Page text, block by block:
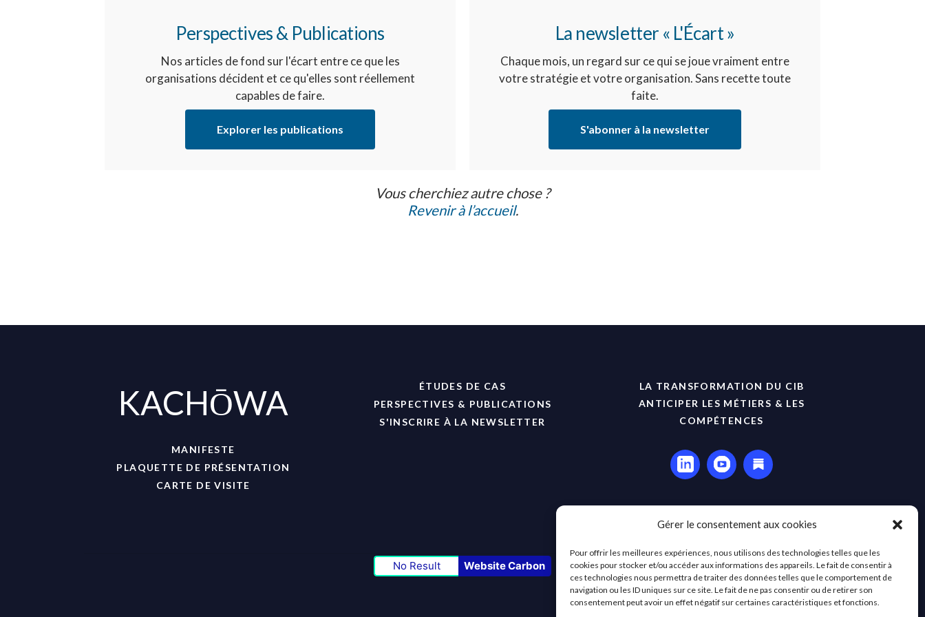
Gérer le consentement aux cookies
Pour offrir les meilleures expériences, nous utilisons des technologies telles que les
cookies pour stocker et/ou accéder aux informations des appareils. Le fait de consentir à
ces technologies nous permettra de traiter des données telles que le comportement de
navigation ou les ID uniques sur ce site. Le fait de ne pas consentir ou de retirer son
consentement peut avoir un effet négatif sur certaines caractéristiques et fonctions.
Perspectives & Publications
Nos articles de fond sur l'écart entre ce que les
organisations décident et ce qu'elles sont réellement
capables de faire.
Explorer les publications
La newsletter « L'Écart »
Chaque mois, un regard sur ce qui se joue vraiment entre
votre stratégie et votre organisation. Sans recette toute
faite.
S'abonner à la newsletter
Vous cherchiez autre chose ?
Revenir à l’accueil.
KACHŌWA
MANIFESTE
PLAQUETTE DE PRÉSENTATION
CARTE DE VISITE
ÉTUDES DE CAS
PERSPECTIVES & PUBLICATIONS
S'INSCRIRE À LA NEWSLETTER
LA TRANSFORMATION DU CIB
ANTICIPER LES MÉTIERS & LES
COMPÉTENCES
No Result Website Carbon